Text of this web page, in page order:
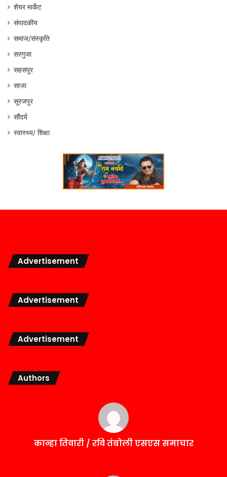
शेयर मार्केट
संपादकीय
समाज/संस्कृति
सरगुजा
सहसपुर
साजा
सूरजपुर
सौंदर्य
स्वास्थ्य/ शिक्षा
Advertisement
Advertisement
Advertisement
Authors
कान्हा तिवारी / रवि तंबोली एसएस समाचार